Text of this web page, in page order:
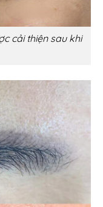
cải thiện sau khi